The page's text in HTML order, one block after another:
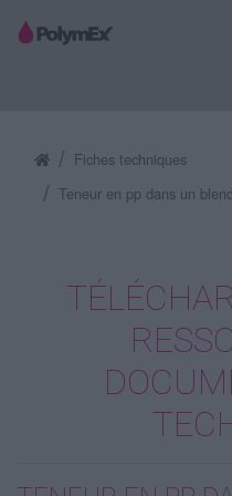
Fiches techniques
Teneur en pp dans un